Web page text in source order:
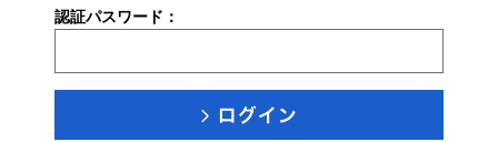
認証パスワード：